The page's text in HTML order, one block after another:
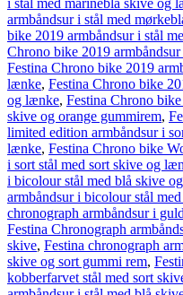
i stål med marineblå skive og
armbåndsur i stål med
bike 2019 armbåndsur i stål
Chrono bike 2019
Festina Chrono bike 2019
lænke, Festina Chrono bike
og lænke, Festina Chrono
skive og orange gummirem,
limited edition armbåndsur i
lænke, Festina Chrono bike
i sort stål med sort skive og
i bicolour stål med blå skive
armbåndsur i bicolour stål
chronograph armbåndsur i
Festina Chronograph
skive, Festina chronograph
skive og sort gummi rem,
kobberfarvet stål med sort